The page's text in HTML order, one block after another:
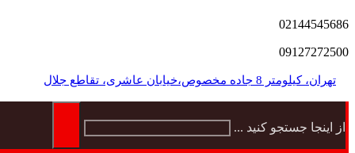
02144545686
09127272500
تهران، کیلومتر 8 جاده مخصوص،خیابان عاشری، تقاطع جلال
از اینجا جستجو کنید ...